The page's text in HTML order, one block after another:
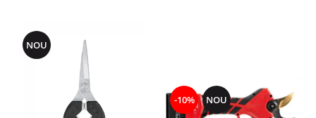
NOU
-10% NOU